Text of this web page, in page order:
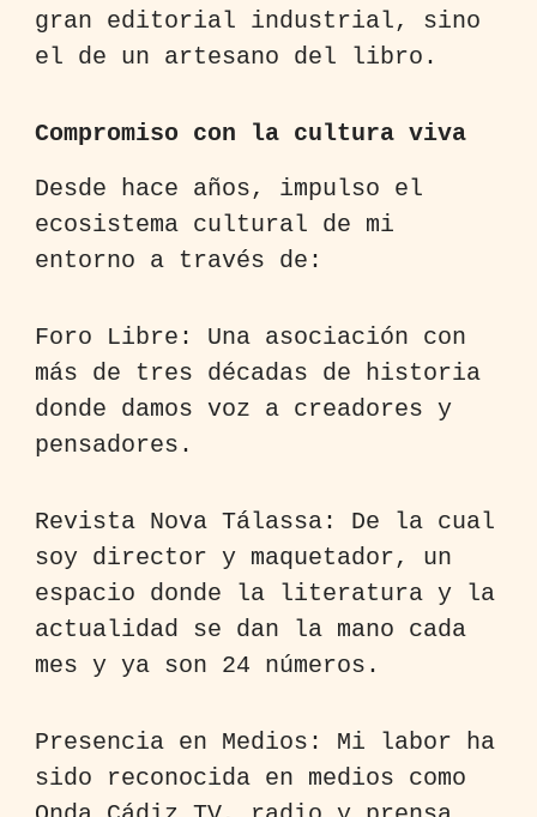
gran editorial industrial, sino
el de un artesano del libro.
Compromiso con la cultura viva
Desde hace años, impulso el
ecosistema cultural de mi
entorno a través de:
Foro Libre: Una asociación con
más de tres décadas de historia
donde damos voz a creadores y
pensadores.
Revista Nova Tálassa: De la cual
soy director y maquetador, un
espacio donde la literatura y la
actualidad se dan la mano cada
mes y ya son 24 números.
Presencia en Medios: Mi labor ha
sido reconocida en medios como